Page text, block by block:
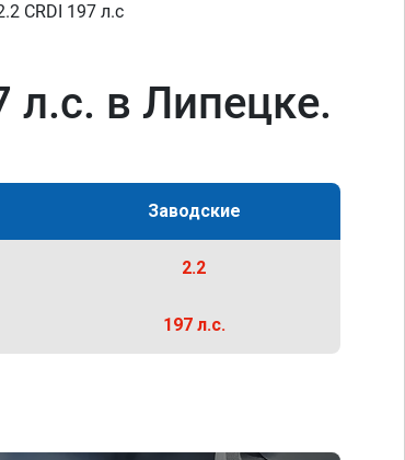
CRDI 197 л.с
л.с. в Липецке.
Заводские
2.2
197 л.с.